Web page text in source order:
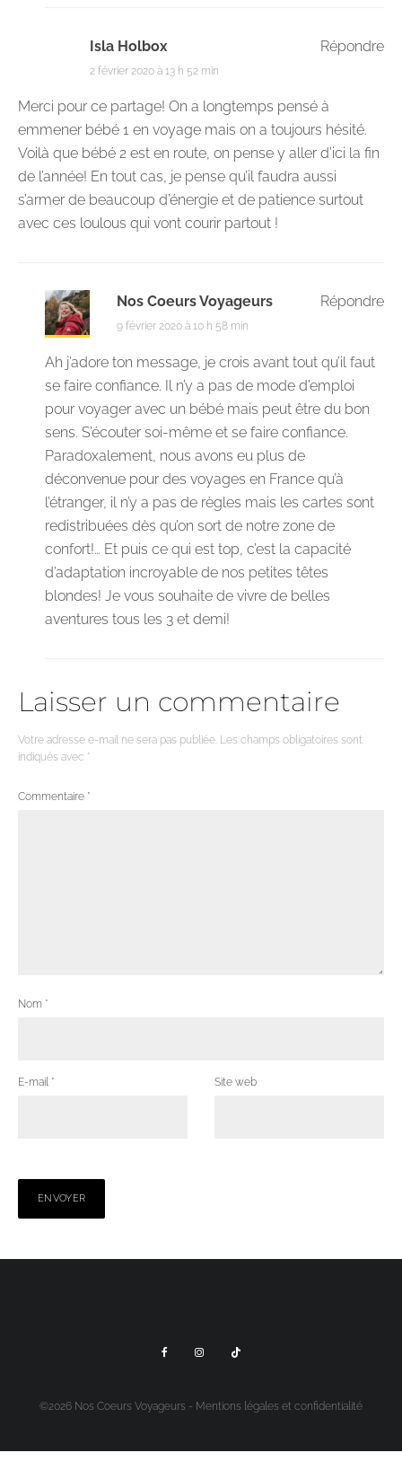
Isla Holbox
2 février 2020 à 13 h 52 min
Merci pour ce partage! On a longtemps pensé à
emmener bébé 1 en voyage mais on a toujours hésité.
Voilà que bébé 2 est en route, on pense y aller d’ici la fin
de l’année! En tout cas, je pense qu’il faudra aussi
s’armer de beaucoup d’énergie et de patience surtout
avec ces loulous qui vont courir partout !
Répondre
Nos Coeurs Voyageurs
9 février 2020 à 10 h 58 min
Ah j’adore ton message, je crois avant tout qu’il faut
se faire confiance. Il n’y a pas de mode d’emploi
pour voyager avec un bébé mais peut être du bon
sens. S’écouter soi-même et se faire confiance.
Paradoxalement, nous avons eu plus de
déconvenue pour des voyages en France qu’à
l’étranger, il n’y a pas de règles mais les cartes sont
redistribuées dès qu’on sort de notre zone de
confort!… Et puis ce qui est top, c’est la capacité
d’adaptation incroyable de nos petites têtes
blondes! Je vous souhaite de vivre de belles
aventures tous les 3 et demi!
Répondre
Laisser un commentaire
Votre adresse e-mail ne sera pas publiée. Les champs obligatoires sont
indiqués avec *
Commentaire *
Nom *
E-mail * Site web
©2026 Nos Coeurs Voyageurs - Mentions légales et confidentialité